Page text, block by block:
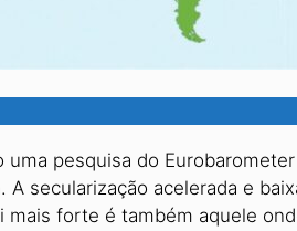
uma pesquisa do
A secularização acelerada e
mais forte é também aquele